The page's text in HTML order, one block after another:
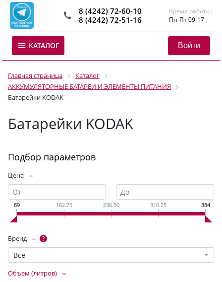
8 (4242) 72-60-10
8 (4242) 72-51-16
Время работы:
Пн-Пт 09-17
КАТАЛОГ Войти
Главная страница
Каталог
АККУМУЛЯТОРНЫЕ БАТАРЕИ И ЭЛЕМЕНТЫ ПИТАНИЯ
Батарейки KODAK
Батарейки KODAK
Подбор параметров
Цена
89 162.75 236.50 310.25 384
Бренд ?
Все
Объем (литров)